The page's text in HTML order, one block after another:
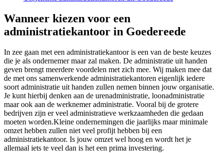
Wanneer kiezen voor een
administratiekantoor in Goedereede
In zee gaan met een administratiekantoor is een van de beste keuzes
die je als ondernemer maar zal maken. De administratie uit handen
geven brengt meerdere voordelen met zich mee. Wij maken mee dat
de met ons samenwerkende administratiekantoren eigenlijk iedere
soort administratie uit handen zullen nemen binnen jouw organisatie.
Je kunt hierbij denken aan de urenadministratie, loonadministratie
maar ook aan de werknemer administratie. Vooral bij de grotere
bedrijven zijn er veel administratieve werkzaamheden die gedaan
moeten worden.Kleine ondernemingen die jaarlijks maar minimale
omzet hebben zullen niet veel profijt hebben bij een
administratiekantoor. Is jouw omzet wel hoog en wordt het je
allemaal iets te veel dan is het een prima investering.